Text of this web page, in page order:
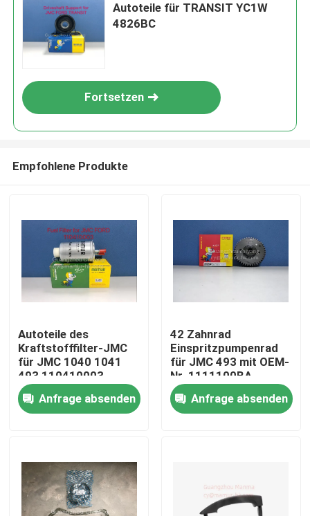
Produkte
Über uns
Autoteile für TRANSIT YC1W
4826BC
Fortsetzen
Empfohlene Produkte
Autoteile des
Kraftstofffilter-JMC
für JMC 1040 1041
493 110410003
CN3C15 9B328BA
Anfrage absenden
42 Zahnrad
Einspritzpumpenrad
für JMC 493 mit OEM-
Nr. 1111100BA
Anfrage absenden